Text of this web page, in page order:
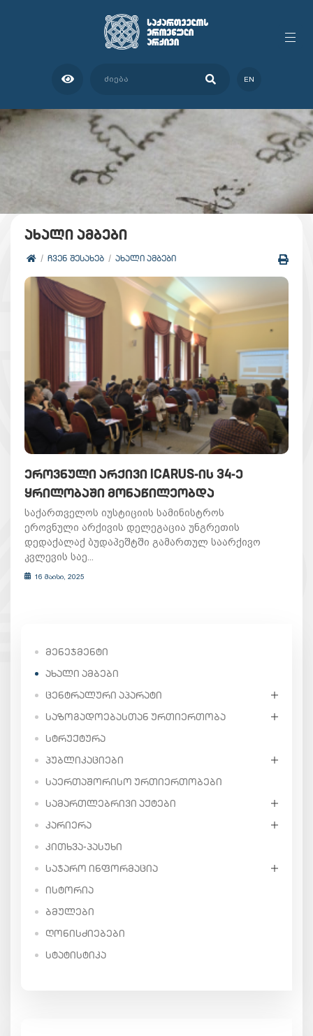
EN
ახალი ამბები
ᲩᲕᲔᲜ ᲨᲔᲡᲐᲮᲔᲑ ᲐᲮᲐᲚᲘ ᲐᲛᲑᲔᲑᲘ
ᲔᲠᲝᲕᲜᲣᲚᲘ ᲐᲠᲥᲘᲕᲘ ICARUS-ᲘᲡ 34-Ე
ᲧᲠᲘᲚᲝᲑᲐᲨᲘ ᲛᲝᲜᲐᲬᲘᲚᲔᲝᲑᲓᲐ
საქართველოს იუსტიციის სამინისტროს
ეროვნული არქივის დელეგაცია უნგრეთის
დედაქალაქ ბუდაპეშტში გამართულ საარქივო
კვლევის საე...
16 მაისი, 2025
ᲛᲔᲜᲔᲯᲛᲔᲜᲢᲘ
ᲐᲮᲐᲚᲘ ᲐᲛᲑᲔᲑᲘ
ᲪᲔᲜᲢᲠᲐᲚᲣᲠᲘ ᲐᲞᲐᲠᲐᲢᲘ
ᲡᲐᲖᲝᲒᲐᲓᲝᲔᲑᲐᲡᲗᲐᲜ ᲣᲠᲗᲘᲔᲠᲗᲝᲑᲐ
ᲡᲢᲠᲣᲥᲢᲣᲠᲐ
ᲞᲣᲑᲚᲘᲙᲐᲪᲘᲔᲑᲘ
ᲡᲐᲔᲠᲗᲐᲨᲝᲠᲘᲡᲝ ᲣᲠᲗᲘᲔᲠᲗᲝᲑᲔᲑᲘ
ᲡᲐᲛᲐᲠᲗᲚᲔᲑᲠᲘᲕᲘ ᲐᲥᲢᲔᲑᲘ
ᲙᲐᲠᲘᲔᲠᲐ
ᲙᲘᲗᲮᲕᲐ-ᲞᲐᲡᲣᲮᲘ
ᲡᲐᲯᲐᲠᲝ ᲘᲜᲤᲝᲠᲛᲐᲪᲘᲐ
ᲘᲡᲢᲝᲠᲘᲐ
ᲑᲛᲣᲚᲔᲑᲘ
ᲦᲝᲜᲘᲡᲫᲘᲔᲑᲔᲑᲘ
ᲡᲢᲐᲢᲘᲡᲢᲘᲙᲐ